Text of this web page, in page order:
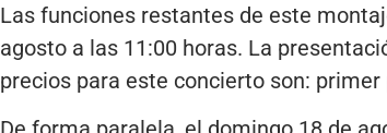
Las funciones restantes de este
agosto a las 11:00 horas. La
precios para este concierto son: